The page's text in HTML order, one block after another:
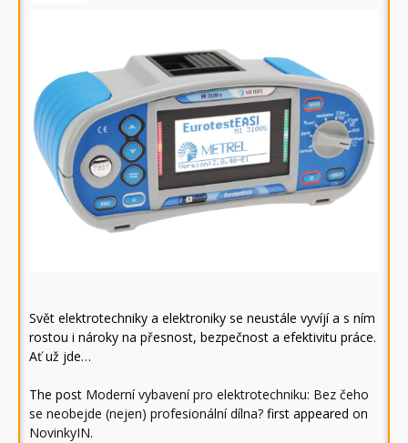
Svět elektrotechniky a elektroniky se neustále vyvíjí a s ním
rostou i nároky na přesnost, bezpečnost a efektivitu práce.
Ať už jde…
The post Moderní vybavení pro elektrotechniku: Bez čeho
se neobejde (nejen) profesionální dílna? first appeared on
NovinkyIN.